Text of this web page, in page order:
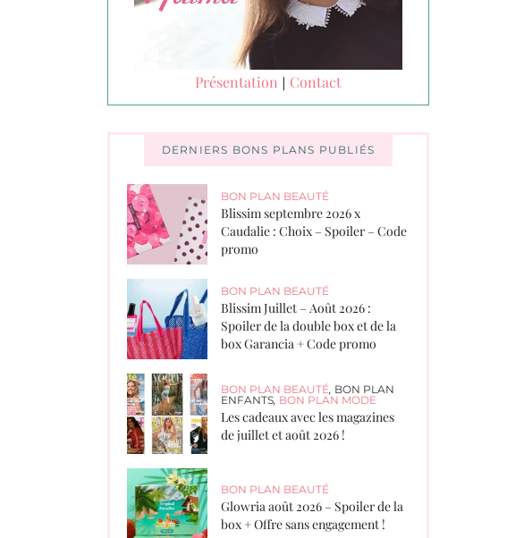
Présentation | Contact
DERNIERS BONS PLANS PUBLIÉS
BON PLAN BEAUTÉ
Blissim septembre 2026 x
Caudalie : Choix – Spoiler – Code
promo
BON PLAN BEAUTÉ
Blissim Juillet – Août 2026 :
Spoiler de la double box et de la
box Garancia + Code promo
BON PLAN BEAUTÉ BON PLAN
ENFANTS BON PLAN MODE
Les cadeaux avec les magazines
de juillet et août 2026 !
BON PLAN BEAUTÉ
Glowria août 2026 – Spoiler de la
box + Offre sans engagement !